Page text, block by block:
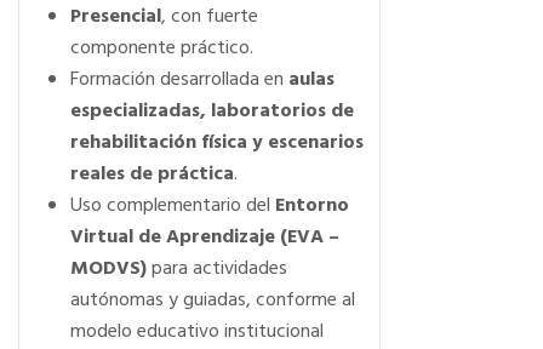
Presencial, con fuerte
componente práctico.
Formación desarrollada en aulas
especializadas, laboratorios de
rehabilitación física y escenarios
reales de práctica.
Uso complementario del Entorno
Virtual de Aprendizaje (EVA –
MODVS)para actividades
autónomas y guiadas, conforme al
modelo educativo institucional